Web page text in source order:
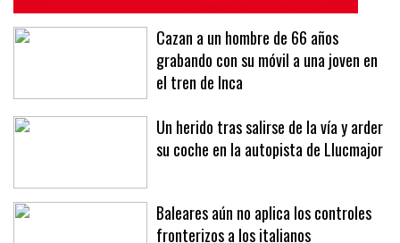
Cazan a un hombre de 66 años
grabando con su móvil a una joven en
el tren de Inca
Un herido tras salirse de la vía y arder
su coche en la autopista de Llucmajor
Baleares aún no aplica los controles
fronterizos a los italianos